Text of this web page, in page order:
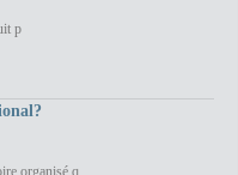
p
organisé q